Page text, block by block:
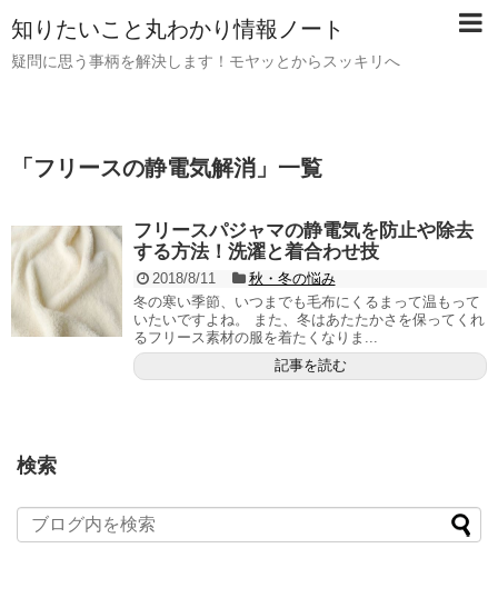
知りたいこと丸わかり情報ノート
疑問に思う事柄を解決します！モヤッとからスッキリへ
「 フリースの静電気解消 」 一覧
フリースパジャマの静電気を防止や除去
する方法！洗濯と着合わせ技
2018/8/11
秋・冬の悩み
冬の寒い季節、いつまでも毛布にくるまって温もって
いたいですよね。 また、冬はあたたかさを保ってくれ
るフリース素材の服を着たくなりま...
記事を読む
検索